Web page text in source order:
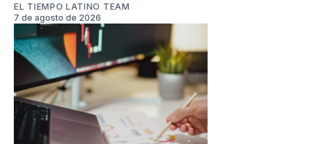
EL TIEMPO LATINO TEAM
7 de agosto de 2026